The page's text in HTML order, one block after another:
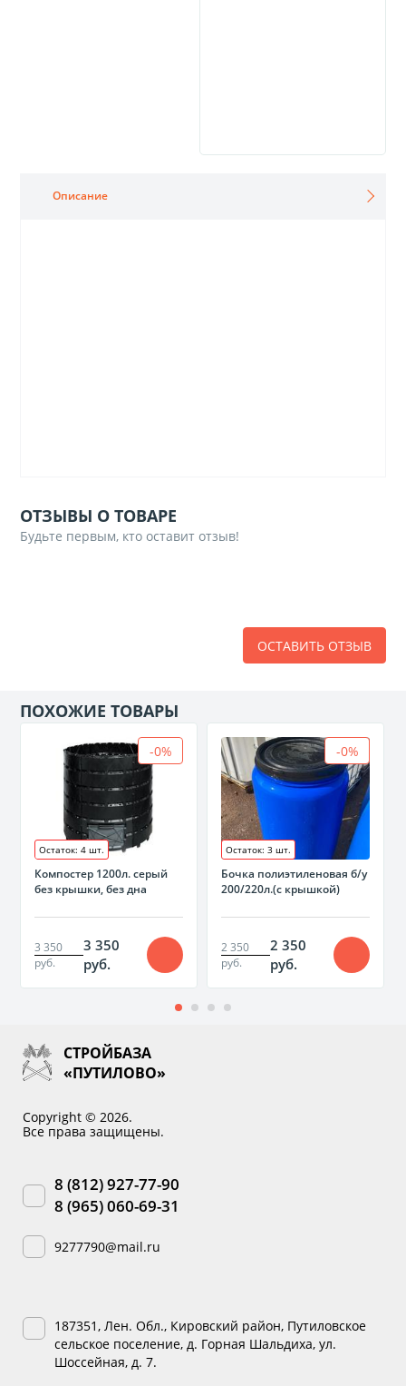
Описание
ОТЗЫВЫ О ТОВАРЕ
Будьте первым, кто оставит отзыв!
ОСТАВИТЬ ОТЗЫВ
ПОХОЖИЕ ТОВАРЫ
-0%
Остаток: 4 шт.
Компостер 1200л. серый
без крышки, без дна
3 350
руб.
3 350
руб.
-0%
Остаток: 3 шт.
Бочка полиэтиленовая б/у
200/220л.(с крышкой)
2 350
руб.
2 350
руб.
СТРОЙБАЗА
«ПУТИЛОВО»
Copyright © 2026.
Все права защищены.
8 (812) 927-77-90
8 (965) 060-69-31
9277790@mail.ru
187351, Лен. Обл., Кировский район, Путиловское
сельское поселение, д. Горная Шальдиха, ул.
Шоссейная, д. 7.